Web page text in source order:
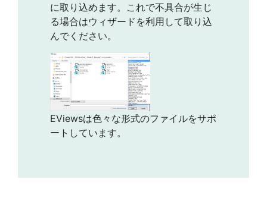
に取り込めます。これで不具合が生じ
る場合はウィザードを利用して取り込
んでください。
EViewsは色々な形式のファイルをサポ
ートしています。